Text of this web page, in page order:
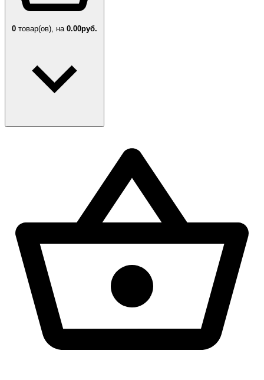
0 товар(ов), на 0.00руб.